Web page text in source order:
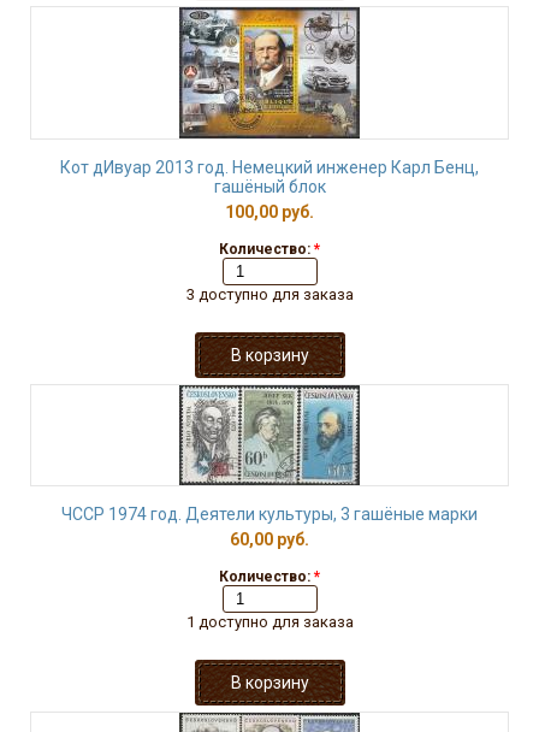
Кот дИвуар 2013 год. Немецкий инженер Карл Бенц,
гашёный блок
100,00 руб.
Количество: *
3 доступно для заказа
ЧССР 1974 год. Деятели культуры, 3 гашёные марки
60,00 руб.
Количество: *
1 доступно для заказа